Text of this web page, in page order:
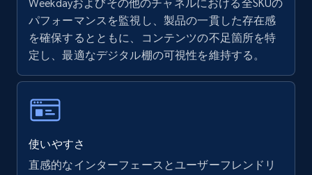
Walmart - products - Find new products by
using specific category URL
URL, Final price, Sku, Currency, Gtin,
Specifications, Image urls, Top reviews, and
more.
Weekdayおよびその他のチャネルにおける全SKUの
パフォーマンスを監視し、製品の一貫した存在感
を確保するとともに、コンテンツの不足箇所を特
定し、最適なデジタル棚の可視性を維持する。
使いやすさ
直感的なインターフェースとユーザーフレンドリ